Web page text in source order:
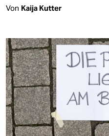
Von Kaija Kutter